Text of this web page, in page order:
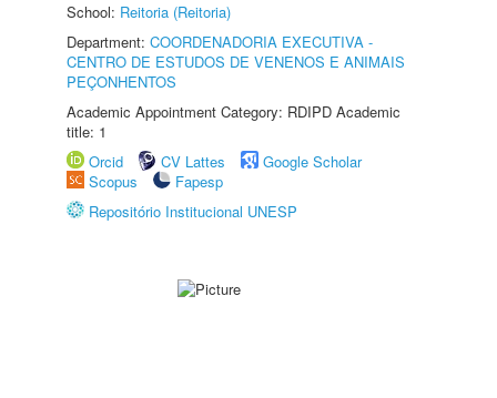
School: Reitoria (Reitoria)
Department: COORDENADORIA EXECUTIVA -
CENTRO DE ESTUDOS DE VENENOS E ANIMAIS
PEÇONHENTOS
Academic Appointment Category: RDIPD Academic
title: 1
Orcid
CV Lattes
Google Scholar
Scopus
Fapesp
Repositório Institucional UNESP